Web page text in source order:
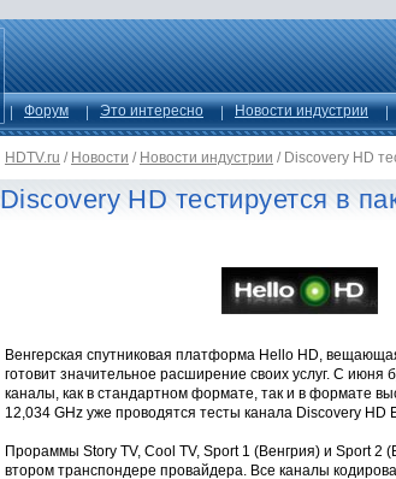
Форум Это интересно Новости индустрии
HDTV.ru / Новости / Новости индустрии / Discovery HD
Discovery HD тестируется в
Венгерская спутниковая платформа Hello HD,
готовит значительное расширение своих услуг. С июня
каналы, как в стандартном формате, так и в формате
12,034 GHz уже проводятся тесты канала Discovery HD
Прораммы Story TV, Cool TV, Sport 1 (Венгрия) и Sport 2
втором транспондере провайдера. Все каналы